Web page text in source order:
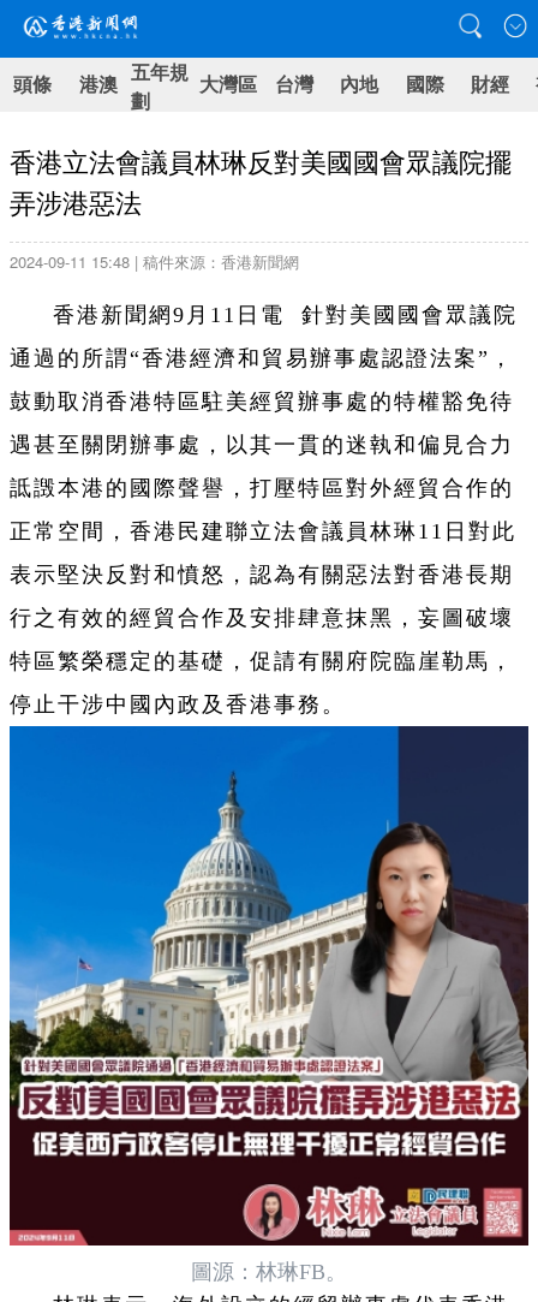
頭條 港澳 五年規
劃
大灣區 台灣 內地 國際 財經
香港立法會議員林琳反對美國國會眾議院擺
弄涉港惡法
2024-09-11 15:48 | 稿件來源：香港新聞網
香港新聞網9月11日電 針對美國國會眾議院
通過的所謂“香港經濟和貿易辦事處認證法案”，
鼓動取消香港特區駐美經貿辦事處的特權豁免待
遇甚至關閉辦事處，以其一貫的迷執和偏見合力
詆譭本港的國際聲譽，打壓特區對外經貿合作的
正常空間，香港民建聯立法會議員林琳11日對此
表示堅決反對和憤怒，認為有關惡法對香港長期
行之有效的經貿合作及安排肆意抹黑，妄圖破壞
特區繁榮穩定的基礎，促請有關府院臨崖勒馬，
停止干涉中國內政及香港事務。
圖源：林琳FB。